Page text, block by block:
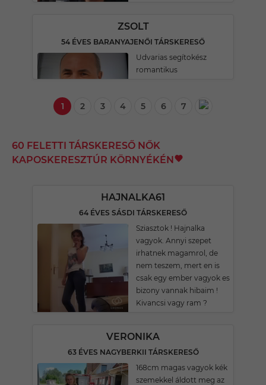
ZSOLT
54 ÉVES BARANYAJENŐI TÁRSKERESŐ
Udvarias segítokész
romantikus
1 2 3 4 5 6 7
60 FELETTI TÁRSKERESŐ NŐK
KAPOSKERESZTÚR KÖRNYÉKÉN
HAJNALKA61
64 ÉVES SÁSDI TÁRSKERESŐ
Sziasztok ! Hajnalka
vagyok. Annyi szepet
irhatnek magamrol, de
nem teszem, mert en is
csak egy ember vagyok es
bizony vannak hibaim !
Kivancsi vagy ram ?
VERONIKA
63 ÉVES NAGYBERKII TÁRSKERESŐ
168cm magas vagyok kék
szemekkel áldott meg az